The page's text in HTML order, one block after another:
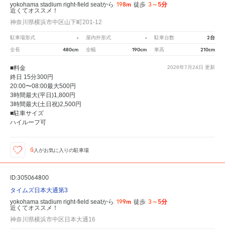
yokohama stadium right-field seatから 198m 徒歩 3～5分
近くてオススメ！
神奈川県横浜市中区山下町201-12
駐車場形式 - 屋内外形式 - 駐車台数 2台
全長 480cm 全幅 190cm 車高 210cm
2026年7月24日 更新
■料金
終日 15分300円
20:00〜08:00最大500円
3時間最大(平日)1,800円
3時間最大(土日祝)2,500円
■駐車サイズ
ハイルーフ可
6 人がお気に入りの駐車場
ID:305064800
タイムズ日本大通第3
yokohama stadium right-field seatから 199m 徒歩 3～5分
近くてオススメ！
神奈川県横浜市中区日本大通16